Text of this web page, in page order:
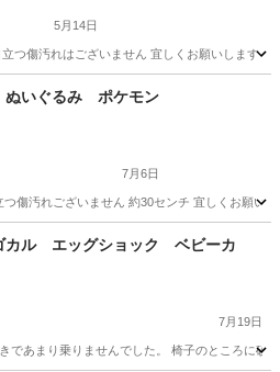
5月14日
つ傷汚れはございません 宜しくお願いします
おもちゃ バイキンマン
いぐるみ ポケモン
7月6日
傷汚れございません 約30センチ 宜しくお願いし
おもちゃ ピカチュウ
カル エッグショック ベビーカ
7月19日
であまり乗りませんでした。 椅子のところに